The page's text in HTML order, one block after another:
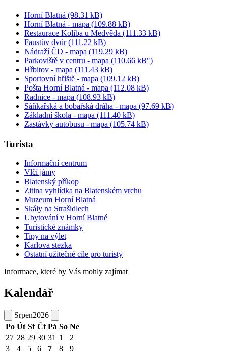
Horní Blatná (98.31 kB)
Horní Blatná - mapa (109.88 kB)
Restaurace Koliba u Medvěda (111.33 kB)
Faustův dvůr (111.22 kB)
Nádraží ČD - mapa (119.29 kB)
Parkoviště v centru - mapa (110.66 kB")
Hřbitov - mapa (111.43 kB)
Sportovní hřiště - mapa (109.12 kB)
Pošta Horní Blatná - mapa (112.08 kB)
Radnice - mapa (108.93 kB)
Sáňkařská a bobařská dráha - mapa (97.69 kB)
Základní škola - mapa (111.40 kB)
Zastávky autobusu - mapa (105.74 kB)
Turista
Informační centrum
Vlčí jámy
Blatenský příkop
Zitina vyhlídka na Blatenském vrchu
Muzeum Horní Blatná
Skály na Strašidlech
Ubytování v Horní Blatné
Turistické známky
Tipy na výlet
Karlova stezka
Ostatní užitečné cíle pro turisty
Informace, které by Vás mohly zajímat
Kalendář
Srpen2026
Po Út St Čt Pá So Ne
27 28 29 30 31 1
2
3
4 5 6 7 8
9